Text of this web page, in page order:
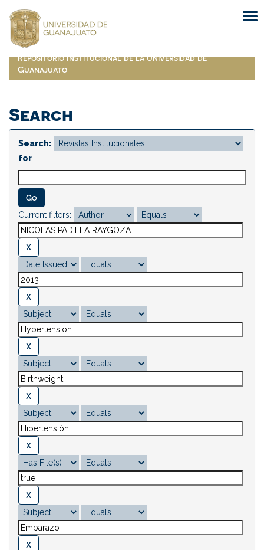
navigation
Repositorio Institucional de la Universidad de
Guanajuato
Search
Search:
for
Current filters: